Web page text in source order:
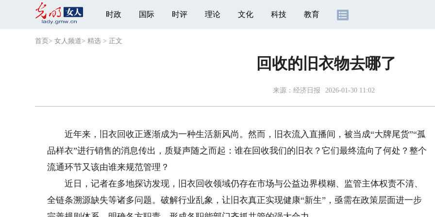
时政 国际 时评 理论 文化 科技 教育
首页 > 女人频道> 精选 > 正文
回收的旧衣物去哪了
来源： 经济日报 2026-01-30 11:02
近年来，旧衣回收正逐渐成为一种生活新风尚。然而，旧衣流入直播间，被当成“大牌尾货”“孤
品样衣”进行销售的消息传出，质疑声随之而起：谁在回收我们的旧衣？它们最终流向了何处？整个
流通环节又该由谁来规范管理？
近日，记者在多地探访发现，旧衣回收领域仍存在市场与公益边界模糊、监管主体权责不清、
全链条溯源缺失等诸多问题。破解行业乱象，让旧衣真正实现健康“新生”，亟需在政策层面进一步